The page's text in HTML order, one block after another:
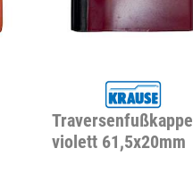
Traversenfußkappe
violett 61,5x20mm